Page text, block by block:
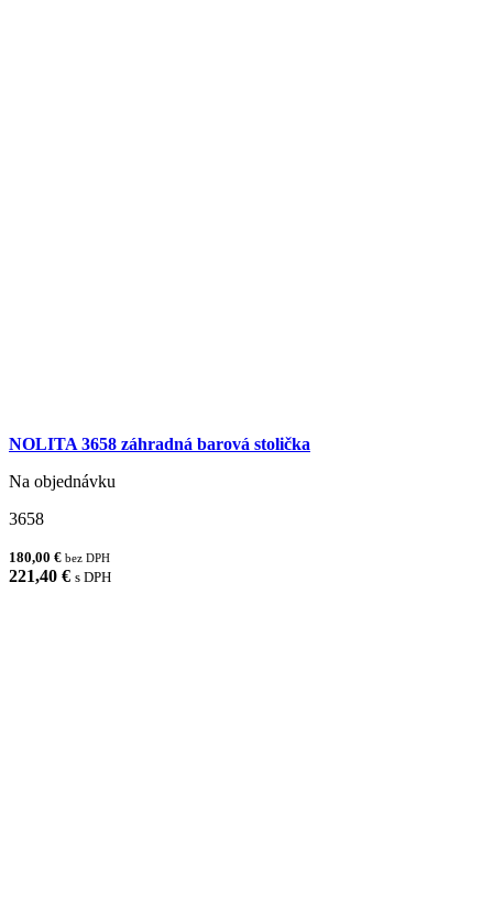
NOLITA 3658 záhradná barová stolička
Na objednávku
3658
180,00 € bez DPH
221,40 € s DPH